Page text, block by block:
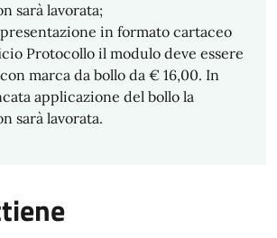
sarà lavorata;
in formato cartaceo
Protocollo il modulo deve essere
marca da bollo da € 16,00. In
applicazione del bollo la
sarà lavorata.